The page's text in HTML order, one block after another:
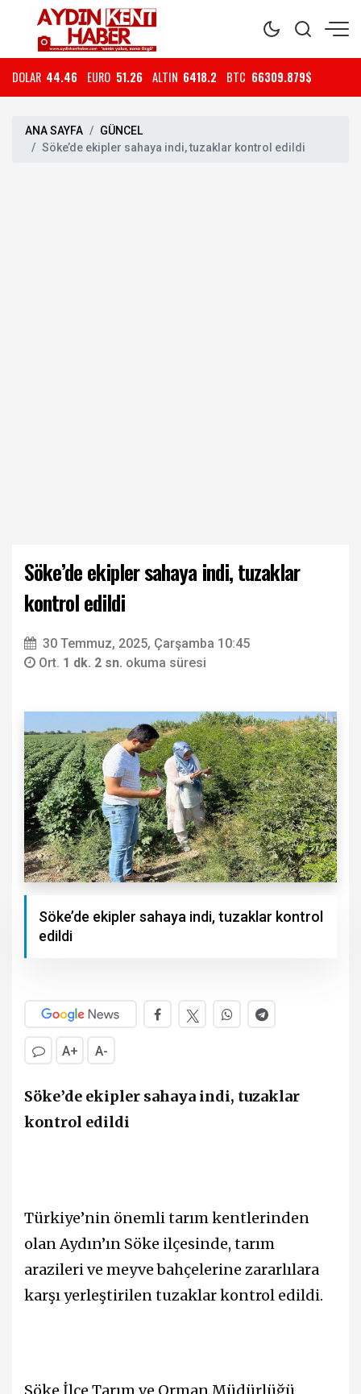
DOLAR 44.46 EURO 51.26 ALTIN 6418.2 BTC 66309.879$
ANA SAYFA
GÜNCEL
Söke’de ekipler sahaya indi, tuzaklar kontrol edildi
Söke’de ekipler sahaya indi, tuzaklar
kontrol edildi
30 Temmuz, 2025, Çarşamba 10:45
Ort. 1 dk. 2 sn. okuma süresi
Söke’de ekipler sahaya indi, tuzaklar kontrol
edildi
A+ A-
Söke’de ekipler sahaya indi, tuzaklar
kontrol edildi
Türkiye’nin önemli tarım kentlerinden
olan Aydın’ın Söke ilçesinde, tarım
arazileri ve meyve bahçelerine zararlılara
karşı yerleştirilen tuzaklar kontrol edildi.